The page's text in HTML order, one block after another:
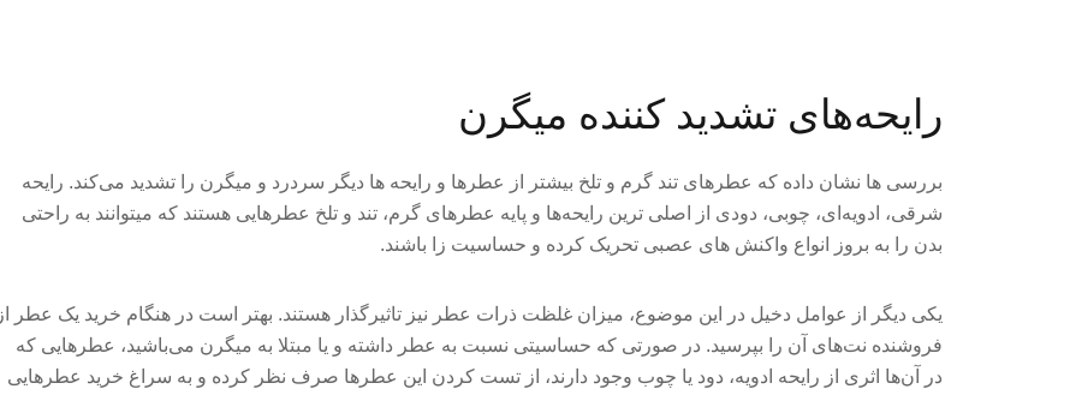
رایحه‌های تشدید کننده میگرن
بررسی ها نشان داده که عطرهای تند گرم و تلخ بیشتر از عطرها و رایحه ها دیگر سردرد و میگرن را تشدید می‌کند. رایحه
شرقی، ادویه‌ای، چوبی، دودی از اصلی ترین رایحه‌ها و پایه عطرهای گرم، تند و تلخ عطرهایی هستند که میتوانند به راحتی
بدن را به بروز انواع واکنش های عصبی تحریک کرده و حساسیت زا باشند.
یکی دیگر از عوامل دخیل در این موضوع، میزان غلظت ذرات عطر نیز تاثیرگذار هستند. بهتر است در هنگام خرید یک عطر از
فروشنده نت‌های آن را بپرسید. در صورتی که حساسیتی نسبت به عطر داشته و یا مبتلا به میگرن می‌باشید، عطرهایی که
در آن‌ها اثری از رایحه ادویه، دود یا چوب وجود دارند، از تست کردن این عطرها صرف نظر کرده و به سراغ خرید عطرهایی